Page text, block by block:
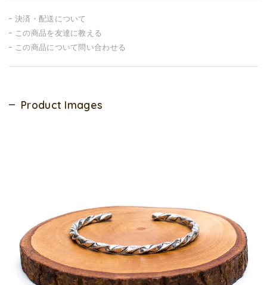
決済・配送について
この商品を友達に教える
この商品について問い合わせる
Product Images